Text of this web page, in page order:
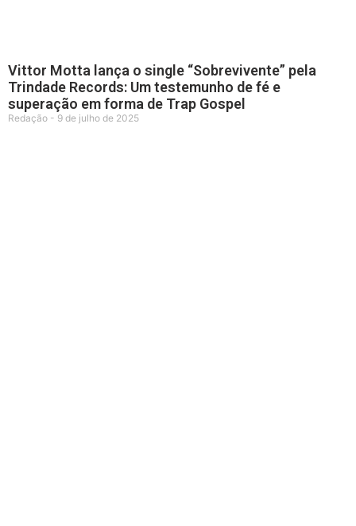
Vittor Motta lança o single “Sobrevivente” pela
Trindade Records: Um testemunho de fé e
superação em forma de Trap Gospel
Redação 9 de julho de 2025